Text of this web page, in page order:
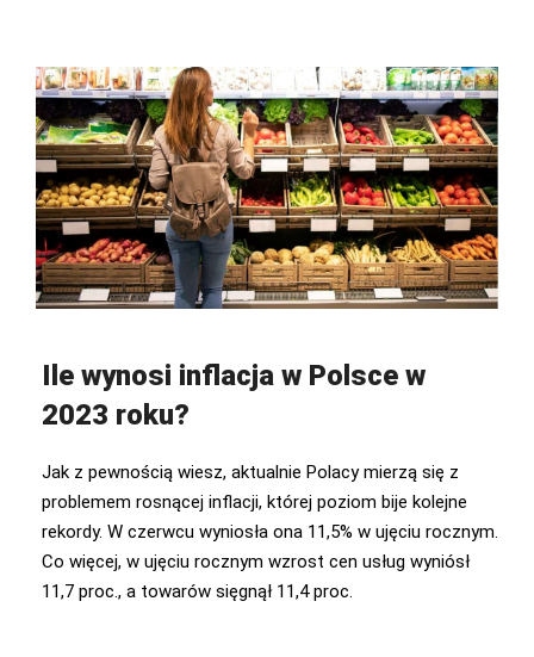
Ile wynosi inflacja w Polsce w
2023 roku?
Jak z pewnością wiesz, aktualnie Polacy mierzą się z
problemem rosnącej inflacji, której poziom bije kolejne
rekordy. W czerwcu wyniosła ona 11,5% w ujęciu rocznym.
Co więcej, w ujęciu rocznym wzrost cen usług wyniósł
11,7 proc., a towarów sięgnął 11,4 proc.